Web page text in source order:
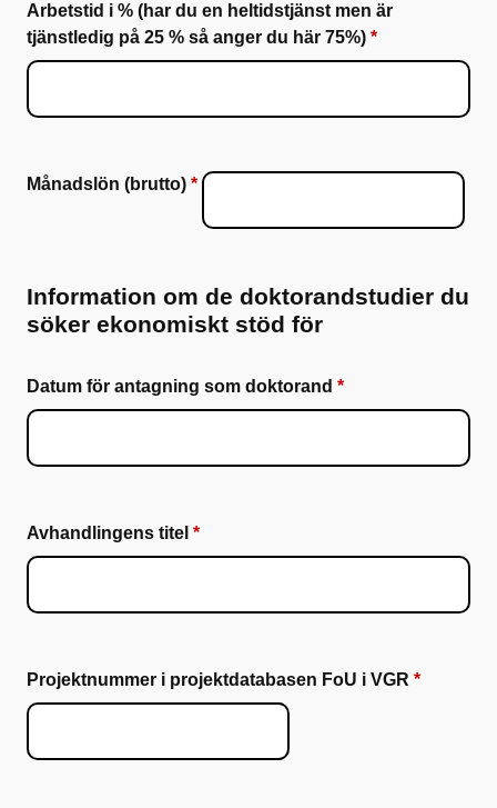
Arbetstid i % (har du en heltidstjänst men är
tjänstledig på 25 % så anger du här 75%)
Månadslön (brutto)
Information om de doktorandstudier du
söker ekonomiskt stöd för
Datum för antagning som doktorand
Avhandlingens titel
Projektnummer i projektdatabasen FoU i VGR